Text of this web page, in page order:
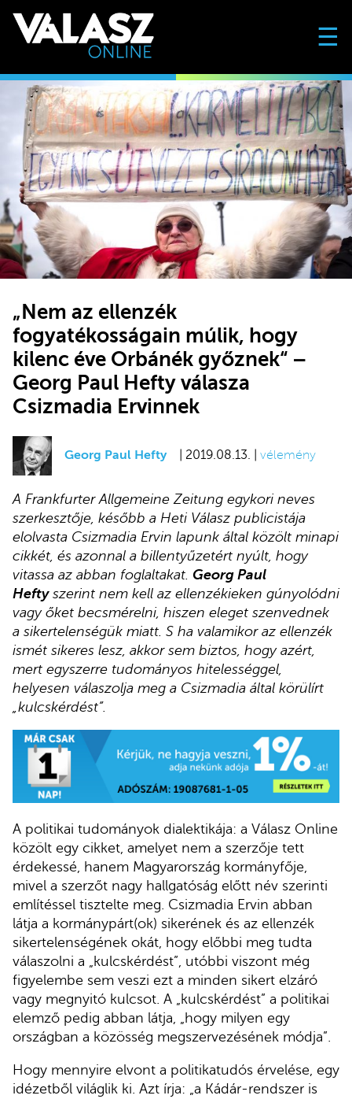
☰
„Nem az ellenzék
fogyatékosságain múlik, hogy
kilenc éve Orbánék győznek“ –
Georg Paul Hefty válasza
Csizmadia Ervinnek
Georg Paul Hefty | 2019.08.13. | vélemény
A Frankfurter Allgemeine Zeitung egykori neves
szerkesztője, később a Heti Válasz publicistája
elolvasta Csizmadia Ervin lapunk által közölt minapi
cikkét, és azonnal a billentyűzetért nyúlt, hogy
vitassa az abban foglaltakat. Georg Paul
Heftyszerint nem kell az ellenzékieken gúnyolódni
vagy őket becsmérelni, hiszen eleget szenvednek
a sikertelenségük miatt. S ha valamikor az ellenzék
ismét sikeres lesz, akkor sem biztos, hogy azért,
mert egyszerre tudományos hitelességgel,
helyesen válaszolja meg a Csizmadia által körülírt
„kulcskérdést”.
A politikai tudományok dialektikája: a Válasz Online
közölt egy cikket, amelyet nem a szerzője tett
érdekessé, hanem Magyarország kormányfője,
mivel a szerzőt nagy hallgatóság előtt név szerinti
említéssel tisztelte meg. Csizmadia Ervin abban
látja a kormánypárt(ok) sikerének és az ellenzék
sikertelenségének okát, hogy előbbi meg tudta
válaszolni a „kulcskérdést”, utóbbi viszont még
figyelembe sem veszi ezt a minden sikert elzáró
vagy megnyitó kulcsot. A „kulcskérdést” a politikai
elemző pedig abban látja, „hogy milyen egy
országban a közösség megszervezésének módja”.
Hogy mennyire elvont a politikatudós érvelése, egy
idézetből világlik ki. Azt írja: „a Kádár-rendszer is